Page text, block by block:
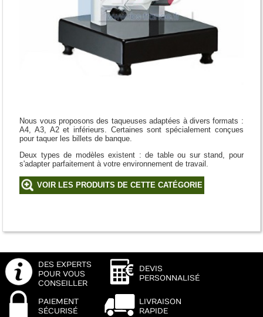
Nous vous proposons des taqueuses adaptées à divers formats :
A4, A3, A2 et inférieurs. Certaines sont spécialement conçues
pour taquer les billets de banque.
Deux types de modèles existent : de table ou sur stand, pour
s'adapter parfaitement à votre environnement de travail.
VOIR LES PRODUITS DE CETTE CATÉGORIE
DES EXPERTS
POUR VOUS
CONSEILLER
DEVIS
PERSONNALISÉ
PAIEMENT
SÉCURISÉ
LIVRAISON
RAPIDE